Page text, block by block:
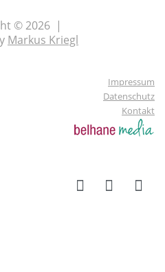
© 2026 |
Markus Kriegl
Impressum
Datenschutz
Kontakt